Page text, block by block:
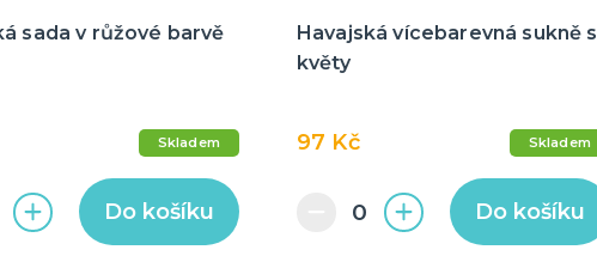
sada v růžové barvě
Skladem
Do košíku
Havajská vícebarevná sukně s
květy
97 Kč Skladem
Do košíku